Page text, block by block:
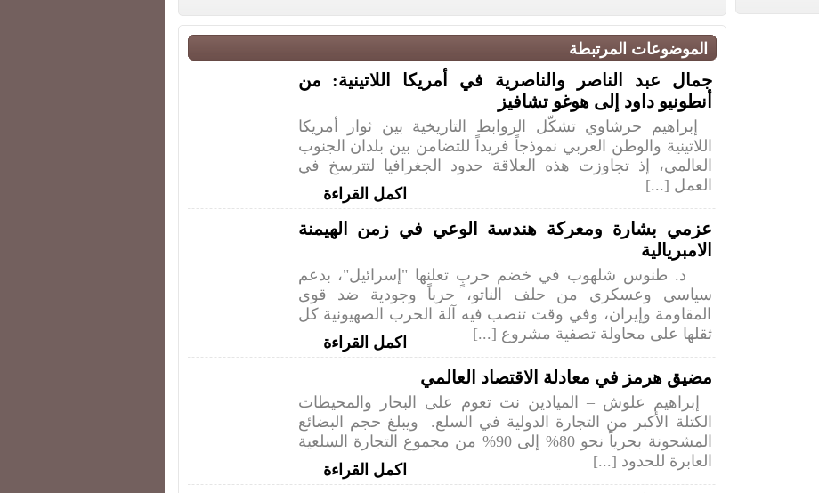
الموضوعات المرتبطة
جمال عبد الناصر والناصرية في أمريكا اللاتينية: من
أنطونيو داود إلى هوغو تشافيز
إبراهيم حرشاوي تشكّل الروابط التاريخية بين ثوار أمريكا
اللاتينية والوطن العربي نموذجاً فريداً للتضامن بين بلدان الجنوب
العالمي، إذ تجاوزت هذه العلاقة حدود الجغرافيا لتترسخ في
العمل [...]
اكمل القراءة
عزمي بشارة ومعركة هندسة الوعي في زمن الهيمنة
الامبريالية
د. طنوس شلهوب في خضم حربٍ تعلنها "إسرائيل"، بدعم
سياسي وعسكري من حلف الناتو، حرباً وجودية ضد قوى
المقاومة وإيران، وفي وقت تنصب فيه آلة الحرب الصهيونية كل
ثقلها على محاولة تصفية مشروع [...]
اكمل القراءة
مضيق هرمز في معادلة الاقتصاد العالمي
إبراهيم علوش – الميادين نت تعوم على البحار والمحيطات
الكتلة الأكبر من التجارة الدولية في السلع. ويبلغ حجم البضائع
المشحونة بحرياً نحو 80% إلى 90% من مجموع التجارة السلعية
العابرة للحدود [...]
اكمل القراءة